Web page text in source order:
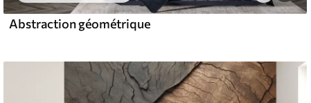
Abstraction géométrique